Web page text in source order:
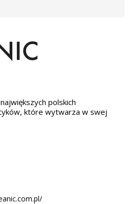
polskich
które wytwarza w swej